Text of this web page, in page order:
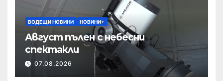
ВОДЕЩИ НОВИНИ НОВИНИ+
Август пълен с небесни
спектакли
07.08.2026